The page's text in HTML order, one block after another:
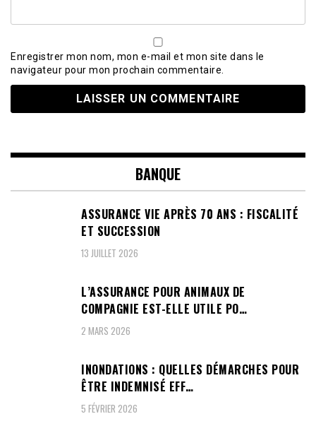
Enregistrer mon nom, mon e-mail et mon site dans le
navigateur pour mon prochain commentaire.
BANQUE
ASSURANCE VIE APRÈS 70 ANS : FISCALITÉ
ET SUCCESSION
13 JUILLET 2026
L’ASSURANCE POUR ANIMAUX DE
COMPAGNIE EST-ELLE UTILE PO…
2 MARS 2026
INONDATIONS : QUELLES DÉMARCHES POUR
ÊTRE INDEMNISÉ EFF…
5 FÉVRIER 2026